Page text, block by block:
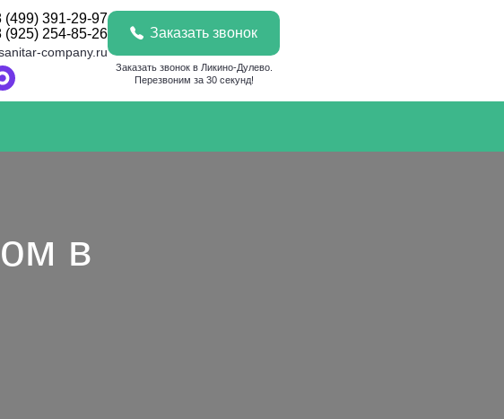
(499) 391-29-97
(925) 254-85-26
company.ru
Заказать звонок
Заказать звонок в Ликино-Дулево.
Перезвоним за 30 секунд!
в